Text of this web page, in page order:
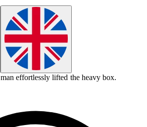
man effortlessly lifted the heavy box.